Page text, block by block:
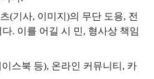
(기사, 이미지)의 무단 도용, 전
. 이를 어길 시 민, 형사상 책임
스북 등), 온라인 커뮤니티, 카